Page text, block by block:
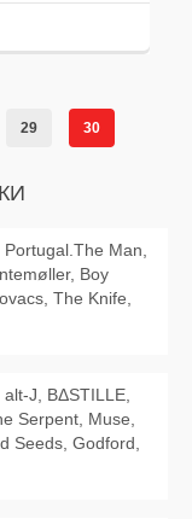
29 30
Man,
Boy
The Knife,
BΔSTILLE,
Serpent, Muse,
Seeds, Godford,